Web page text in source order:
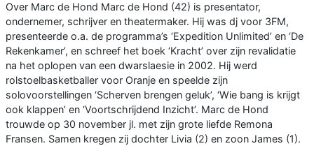
Over Marc de Hond Marc de Hond (42) is presentator,
ondernemer, schrijver en theatermaker. Hij was dj voor 3FM,
presenteerde o.a. de programma’s ‘Expedition Unlimited’ en ‘De
Rekenkamer’, en schreef het boek ‘Kracht’ over zijn revalidatie
na het oplopen van een dwarslaesie in 2002. Hij werd
rolstoelbasketballer voor Oranje en speelde zijn
solovoorstellingen ‘Scherven brengen geluk’, ‘Wie bang is krijgt
ook klappen’ en ‘Voortschrijdend Inzicht’. Marc de Hond
trouwde op 30 november jl. met zijn grote liefde Remona
Fransen. Samen kregen zij dochter Livia (2) en zoon James (1).